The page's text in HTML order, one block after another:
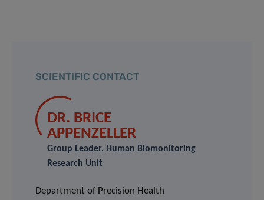
SCIENTIFIC CONTACT
DR. BRICE
APPENZELLER
Group Leader, Human Biomonitoring
Research Unit
Department of Precision Health